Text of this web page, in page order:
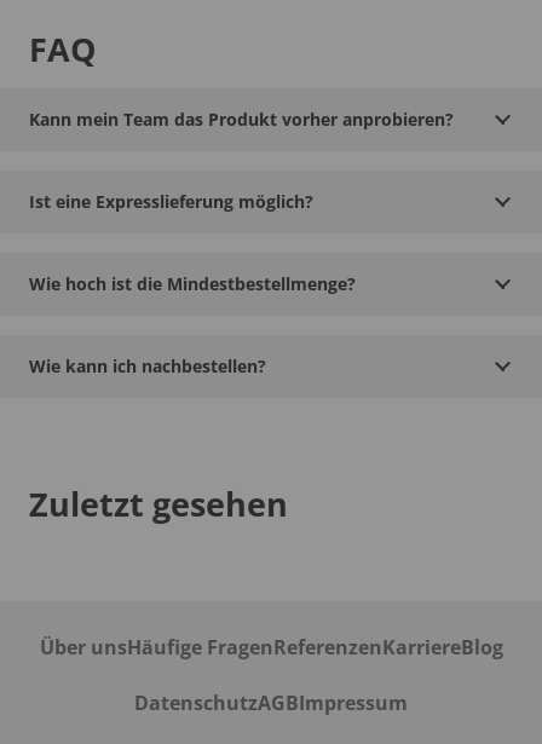
FAQ
Kann mein Team das Produkt vorher anprobieren?
Ist eine Expresslieferung möglich?
Wie hoch ist die Mindestbestellmenge?
Wie kann ich nachbestellen?
Zuletzt gesehen
Über unsHäufige FragenReferenzenKarriereBlog
DatenschutzAGBImpressum